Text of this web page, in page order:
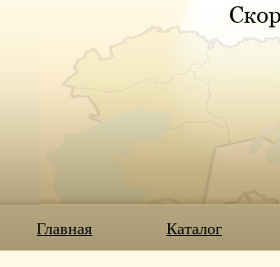
Главная Каталог